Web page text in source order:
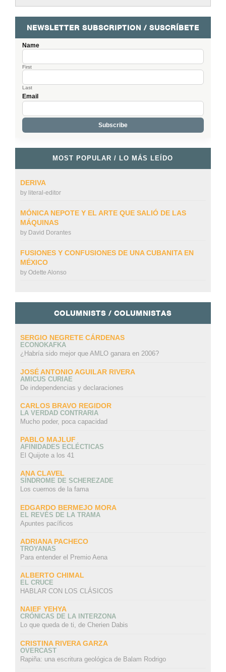
NEWSLETTER SUBSCRIPTION / SUSCRÍBETE
Name
First
Last
Email
MOST POPULAR / LO MÁS LEÍDO
DERIVA
by literal-editor
MÓNICA NEPOTE Y EL ARTE QUE SALIÓ DE LAS
MÁQUINAS
by David Dorantes
FUSIONES Y CONFUSIONES DE UNA CUBANITA EN
MÉXICO
by Odette Alonso
COLUMNISTS / COLUMNISTAS
SERGIO NEGRETE CÁRDENAS
ECONOKAFKA
¿Habría sido mejor que AMLO ganara en 2006?
JOSÉ ANTONIO AGUILAR RIVERA
AMICUS CURIAE
De independencias y declaraciones
CARLOS BRAVO REGIDOR
LA VERDAD CONTRARIA
Mucho poder, poca capacidad
PABLO MAJLUF
AFINIDADES ECLÉCTICAS
El Quijote a los 41
ANA CLAVEL
SÍNDROME DE SCHEREZADE
Los cuernos de la fama
EDGARDO BERMEJO MORA
EL REVÉS DE LA TRAMA
Apuntes pacíficos
ADRIANA PACHECO
TROYANAS
Para entender el Premio Aena
ALBERTO CHIMAL
EL CRUCE
HABLAR CON LOS CLÁSICOS
NAIEF YEHYA
CRÓNICAS DE LA INTERZONA
Lo que queda de ti, de Cherien Dabis
CRISTINA RIVERA GARZA
OVERCAST
Rapiña: una escritura geológica de Balam Rodrigo